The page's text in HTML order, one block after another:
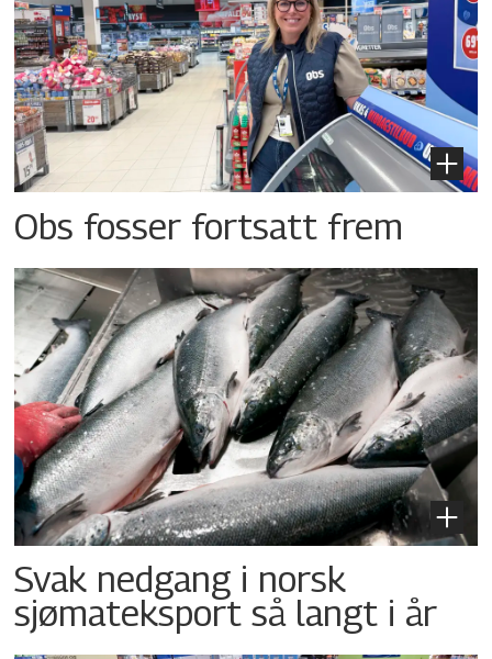
Obs fosser fortsatt frem
Svak nedgang i norsk
sjømateksport så langt i år